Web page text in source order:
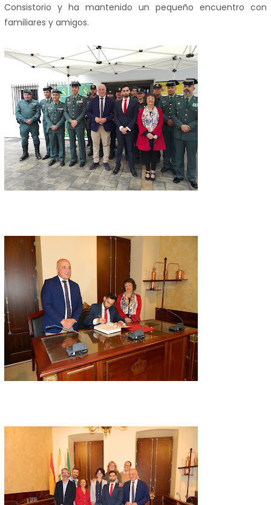
Consistorio y ha mantenido un pequeño encuentro con
familiares y amigos.